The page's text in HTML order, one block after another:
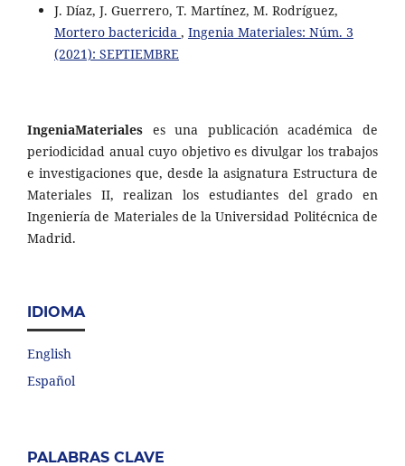
J. Díaz, J. Guerrero, T. Martínez, M. Rodríguez,
Mortero bactericida , Ingenia Materiales: Núm. 3
(2021): SEPTIEMBRE
IngeniaMateriales es una publicación académica de
periodicidad anual cuyo objetivo es divulgar los trabajos
e investigaciones que, desde la asignatura Estructura de
Materiales II, realizan los estudiantes del grado en
Ingeniería de Materiales de la Universidad Politécnica de
Madrid.
IDIOMA
English
Español
PALABRAS CLAVE